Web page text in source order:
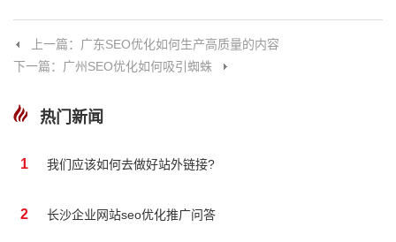
上一篇：广东SEO优化如何生产高质量的内容
下一篇：广州SEO优化如何吸引蜘蛛
热门新闻
1 我们应该如何去做好站外链接?
2 长沙企业网站seo优化推广问答